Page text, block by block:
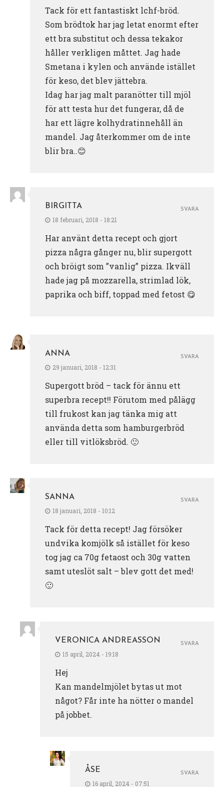
Tack för ett fantastiskt lchf-bröd.
Som brödtok har jag letat enormt efter
ett bra substitut och dessa tekakor
håller verkligen måttet. Jag hade
Smetana i kylen och använde istället
för keso, det blev jättebra.
Idag har jag malt paranötter till mjöl
för att testa hur det fungerar, då de
har ett lägre kolhydratinnehåll än
mandel. Jag återkommer om de inte
blir bra..😊
BIRGITTA
18 februari, 2018 - 18:21
Har använt detta recept och gjort
pizza några gånger nu, blir supergott
och bröigt som ”vanlig” pizza. Ikväll
hade jag på mozzarella, strimlad lök,
paprika och biff, toppad med fetost 😋
SVARA
ANNA
29 januari, 2018 - 12:31
Supergott bröd – tack för ännu ett
superbra recept!! Förutom med pålägg
till frukost kan jag tänka mig att
använda detta som hamburgerbröd
eller till vitlöksbröd. 🙂
SVARA
SANNA
18 januari, 2018 - 10:12
Tack för detta recept! Jag försöker
undvika komjölk så istället för keso
tog jag ca 70g fetaost och 30g vatten
samt uteslöt salt – blev gott det med!
🙂
SVARA
VERONICA ANDREASSON
15 april, 2024 - 19:18
Hej
Kan mandelmjölet bytas ut mot
något? Får inte ha nötter o mandel
på jobbet.
SVARA
ÅSE
16 april, 2024 - 07:51
SVARA